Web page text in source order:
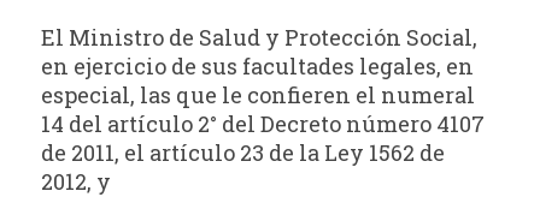
El Ministro de Salud y Protección Social,
en ejercicio de sus facultades legales, en
especial, las que le confieren el numeral
14 del artículo 2° del Decreto número 4107
de 2011, el artículo 23 de la Ley 1562 de
2012, y